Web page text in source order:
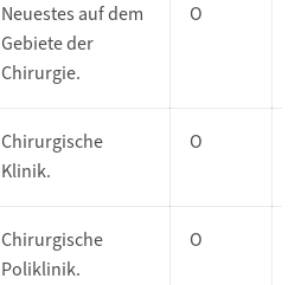
Neuestes auf dem
Gebiete der
Chirurgie.
O
Chirurgische
Klinik.
O
Chirurgische
Poliklinik.
O